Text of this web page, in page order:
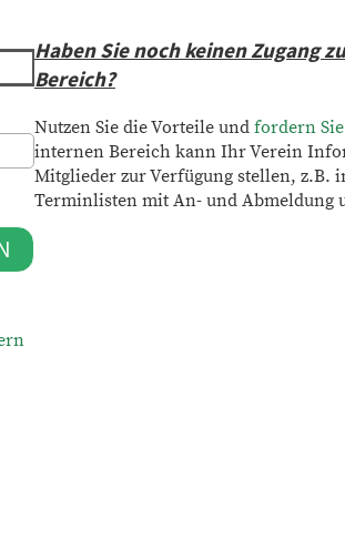
Haben Sie noch keinen Zugang
Bereich?
Nutzen Sie die Vorteile und fordern
internen Bereich kann Ihr Verein
Mitglieder zur Verfügung stellen, z.B.
Terminlisten mit An- und Abmeldung